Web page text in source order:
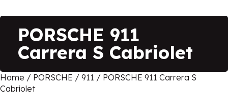
PORSCHE 911
Carrera S Cabriolet
Home / PORSCHE / 911 / PORSCHE 911 Carrera S
Cabriolet